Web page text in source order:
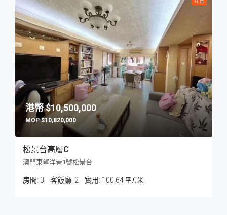
$10,500,000
$10,820,000
松景台高層C
澳門東望洋巷1號松景台
房間: 3 客飯廳: 2 100.64 平方米